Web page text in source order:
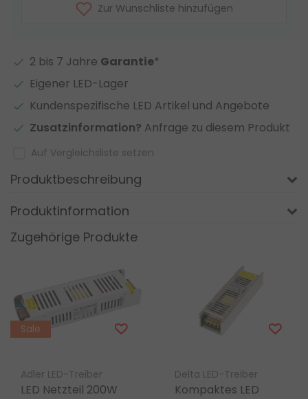
Zur Wunschliste hinzufügen
2 bis 7 Jahre Garantie*
Eigener LED-Lager
Kundenspezifische LED Artikel und Angebote
Zusatzinformation? Anfrage zu diesem Produkt
Auf Vergleichsliste setzen
Produktbeschreibung
Produktinformation
Zugehörige Produkte
Sale
Adler LED-Treiber
LED Netzteil 200W
Delta LED-Treiber
Kompaktes LED